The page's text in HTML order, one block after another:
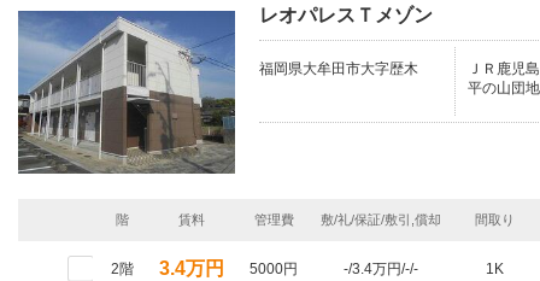
レオパレスＴメゾン
福岡県大牟田市大字歴木
ＪＲ鹿児
平の山団
階 賃料 管理費 敷/礼/保証/敷引,償却 間取り
2階 3.4万円 5000円 -/3.4万円/-/- 1K